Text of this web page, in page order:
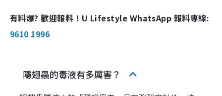
有料爆? 歡迎報料！U Lifestyle WhatsApp 報料專線:
9610 1996
隱翅蟲的毒液有多厲害？